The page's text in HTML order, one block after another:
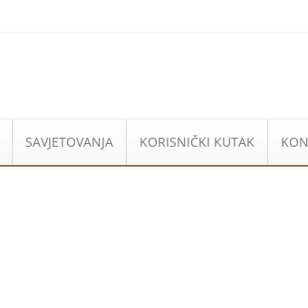
SAVJETOVANJA KORISNIČKI KUTAK